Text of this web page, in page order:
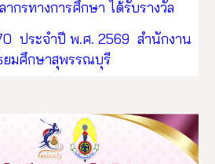
ากรทางการศึกษา ได้รับรางวัล
ประจำปี พ.ศ. 2569 สำนักงาน
ยมศึกษาสุพรรณบุรี